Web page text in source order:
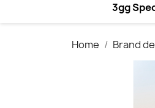
3gg
Home Brand